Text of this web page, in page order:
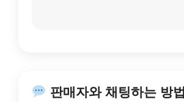
판매자와 채팅하는 방법